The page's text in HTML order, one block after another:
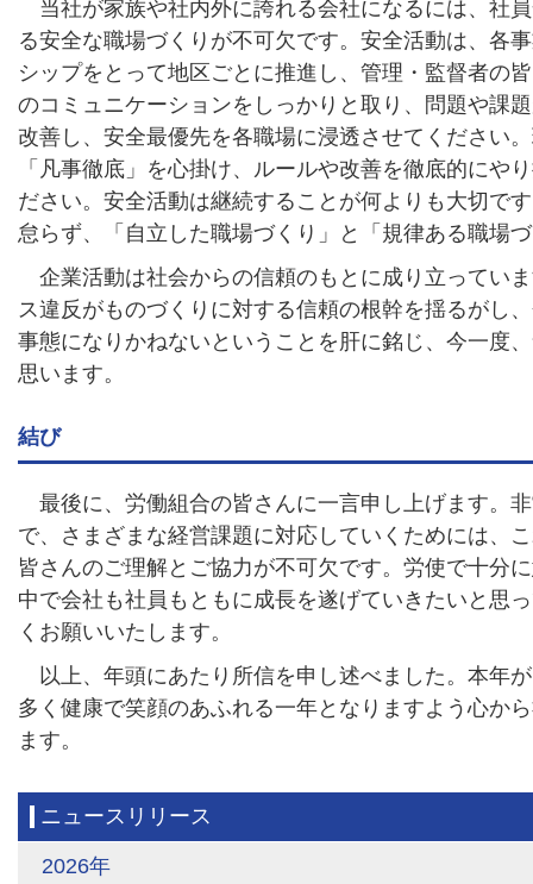
当社が家族や社内外に誇れる会社になるには、社
る安全な職場づくりが不可欠です。安全活動は、各
シップをとって地区ごとに推進し、管理・監督者の
のコミュニケーションをしっかりと取り、問題や課
改善し、安全最優先を各職場に浸透させてください
「凡事徹底」を心掛け、ルールや改善を徹底的にや
ださい。安全活動は継続することが何よりも大切で
怠らず、「自立した職場づくり」と「規律ある職場
企業活動は社会からの信頼のもとに成り立ってい
ス違反がものづくりに対する信頼の根幹を揺るがし
事態になりかねないということを肝に銘じ、今一度
思います。
結び
最後に、労働組合の皆さんに一言申し上げます。
で、さまざまな経営課題に対応していくためには、
皆さんのご理解とご協力が不可欠です。労使で十分
中で会社も社員もともに成長を遂げていきたいと思
くお願いいたします。
以上、年頭にあたり所信を申し述べました。本年
多く健康で笑顔のあふれる一年となりますよう心か
ます。
ニュースリリース
2026年